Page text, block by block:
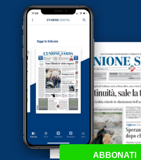
ABBONATI